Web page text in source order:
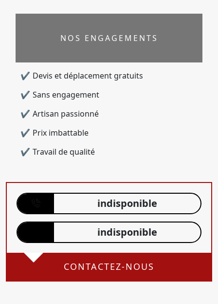
NOS ENGAGEMENTS
Devis et déplacement gratuits
Sans engagement
Artisan passionné
Prix imbattable
Travail de qualité
indisponible
indisponible
CONTACTEZ-NOUS